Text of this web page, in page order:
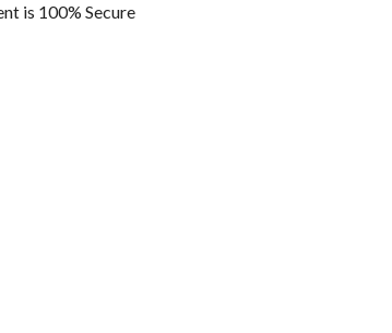
is 100% Secure